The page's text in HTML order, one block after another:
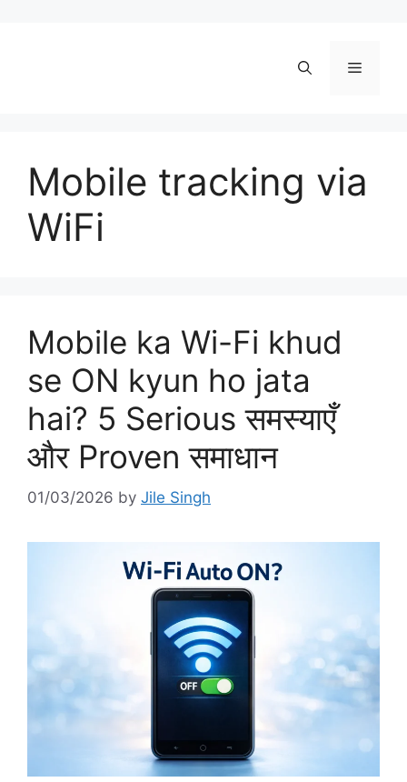
Menu
Mobile tracking via
WiFi
Mobile ka Wi-Fi khud
se ON kyun ho jata
hai? 5 Serious समस्याएँ
और Proven समाधान
01/03/2026 by Jile Singh